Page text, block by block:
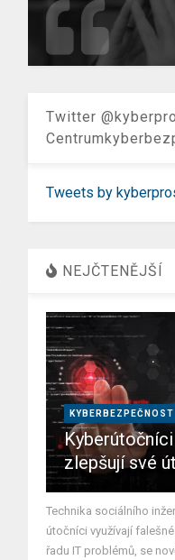
Twitter
Tweets by
NEJČTENĚJŠÍ
KYBERBEZPEČNOST
zlepšují své
Technika sociálního
útočníci využívají
řadu IT problémů, se